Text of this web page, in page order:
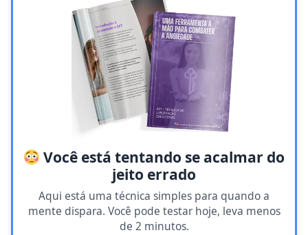
Você está tentando se acalmar do
jeito errado
Aqui está uma técnica simples para quando a
mente dispara. Você pode testar hoje, leva menos
de 2 minutos.